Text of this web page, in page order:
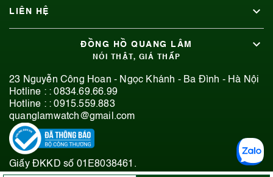
LIÊN HỆ
ĐỒNG HỒ QUANG LÂM
NÓI THẬT, GIÁ THẤP
23 Nguyễn Công Hoan - Ngọc Khánh - Ba Đình - Hà Nội
Hotline : :0834.69.66.99
Hotline : :0915.559.883
quanglamwatch@gmail.com
Giấy ĐKKD số 01E8038461.